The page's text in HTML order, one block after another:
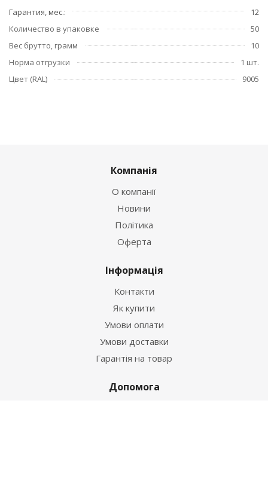
Гарантия, мес.
12
Количество в упаковке
50
Вес брутто, грамм
10
Норма отгрузки
1 шт.
Цвет (RAL)
9005
Компанія
О компанії
Новини
Політика
Оферта
Інформація
Контакти
Як купити
Умови оплати
Умови доставки
Гарантія на товар
Допомога